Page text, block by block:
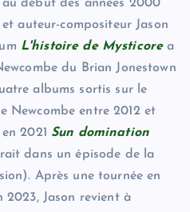
début des années 2000
auteur-compositeur Jason
L'histoire de Mysticorea
du Brian Jonestown
albums sortis sur le
Newcombe entre 2012 et
2021 Sun domination
dans un épisode de la
Après une tournée en
Jason revient à